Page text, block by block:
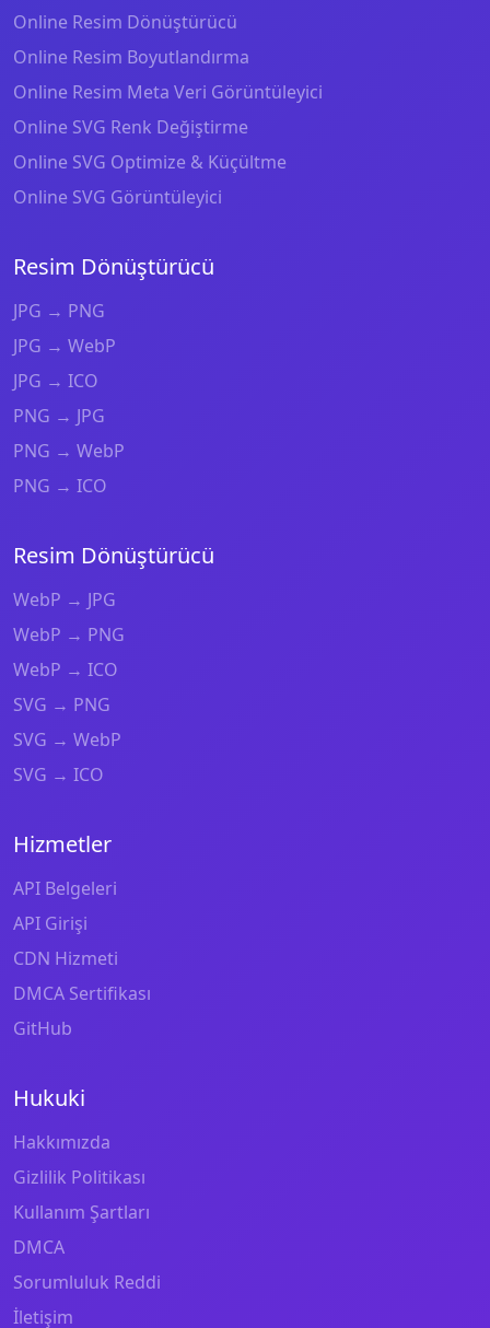
Online Resim Dönüştürücü
Online Resim Boyutlandırma
Online Resim Meta Veri Görüntüleyici
Online SVG Renk Değiştirme
Online SVG Optimize & Küçültme
Online SVG Görüntüleyici
Resim Dönüştürücü
JPG → PNG
JPG → WebP
JPG → ICO
PNG → JPG
PNG → WebP
PNG → ICO
Resim Dönüştürücü
WebP → JPG
WebP → PNG
WebP → ICO
SVG → PNG
SVG → WebP
SVG → ICO
Hizmetler
API Belgeleri
API Girişi
CDN Hizmeti
DMCA Sertifikası
GitHub
Hukuki
Hakkımızda
Gizlilik Politikası
Kullanım Şartları
DMCA
Sorumluluk Reddi
İletişim